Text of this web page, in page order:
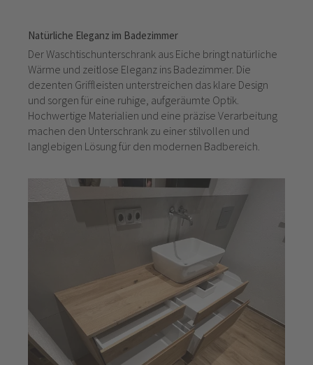
Natürliche Eleganz im Badezimmer
Der Waschtischunterschrank aus Eiche bringt natürliche
Wärme und zeitlose Eleganz ins Badezimmer. Die
dezenten Griffleisten unterstreichen das klare Design
und sorgen für eine ruhige, aufgeräumte Optik.
Hochwertige Materialien und eine präzise Verarbeitung
machen den Unterschrank zu einer stilvollen und
langlebigen Lösung für den modernen Badbereich.